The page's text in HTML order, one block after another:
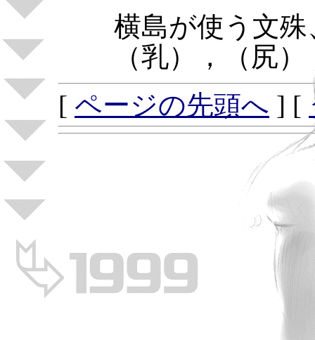
横島が使う文殊
（乳），（尻）
[ ページの先頭へ ] [